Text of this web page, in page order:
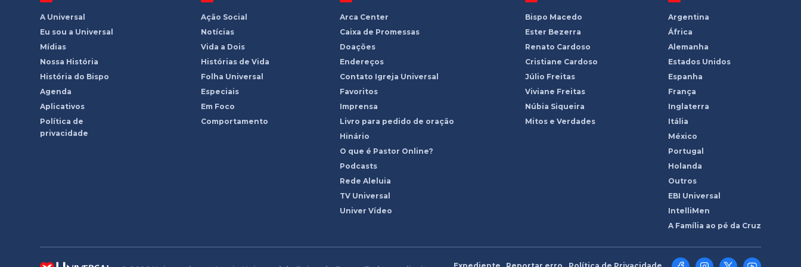
A Universal
Eu sou a Universal
Mídias
Nossa História
História do Bispo
Agenda
Aplicativos
Política de
privacidade
Ação Social
Notícias
Vida a Dois
Histórias de Vida
Folha Universal
Especiais
Em Foco
Comportamento
Arca Center
Caixa de Promessas
Doações
Endereços
Contato Igreja Universal
Favoritos
Imprensa
Livro para pedido de oração
Hinário
O que é Pastor Online?
Podcasts
Rede Aleluia
TV Universal
Univer Vídeo
Bispo Macedo
Ester Bezerra
Renato Cardoso
Cristiane Cardoso
Júlio Freitas
Viviane Freitas
Núbia Siqueira
Mitos e Verdades
Argentina
África
Alemanha
Estados Unidos
Espanha
França
Inglaterra
Itália
México
Portugal
Holanda
Outros
EBI Universal
IntelliMen
A Família ao pé da Cruz